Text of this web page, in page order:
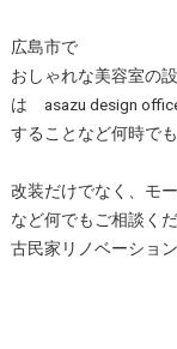
広島市で
おしゃれな美容室の
は asazu design
することなど何時で
改装だけでなく、モ
など何でもご相談くだ
古民家リノベーショ